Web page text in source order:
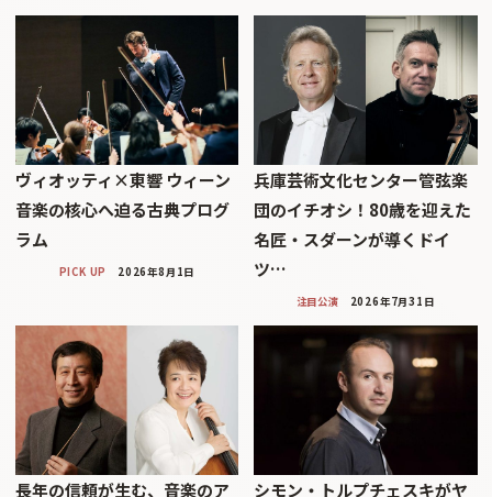
ヴィオッティ×東響 ウィーン
音楽の核心へ迫る古典プログ
ラム
PICK UP 2026年8月1日
兵庫芸術文化センター管弦楽
団のイチオシ！80歳を迎えた
名匠・スダーンが導くドイ
ツ…
注目公演 2026年7月31日
長年の信頼が生む、音楽のア
シモン・トルプチェスキがヤ